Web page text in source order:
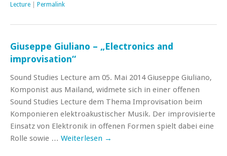
Lecture
Permalink
Giuseppe Giuliano – „Electronics and
improvisation“
Sound Studies Lecture am 05. Mai 2014 Giuseppe Giuliano,
Komponist aus Mailand, widmete sich in einer offenen
Sound Studies Lecture dem Thema Improvisation beim
Komponieren elektroakustischer Musik. Der improvisierte
Einsatz von Elektronik in offenen Formen spielt dabei eine
Rolle sowie … Weiterlesen →